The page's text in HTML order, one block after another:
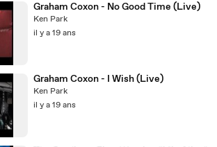
Graham Coxon - No Good Time (Live)
Ken Park
il y a 19 ans
Graham Coxon - I Wish (Live)
Ken Park
il y a 19 ans